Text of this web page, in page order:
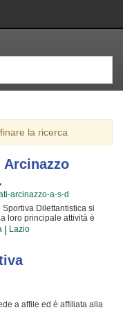
la ricerca
arcinazzo-a-s-d
Sportiva Dilettantistica si
loro principale attività è
rivolti a bambini e
Sportiva
romano ha educato
di crescita e di
di calcio a 5 sono tra
i più adatti a
e dei ragazzi che
motivo Polisportiva
sarà contenta di
| Lazio
a affile ed è affiliata alla